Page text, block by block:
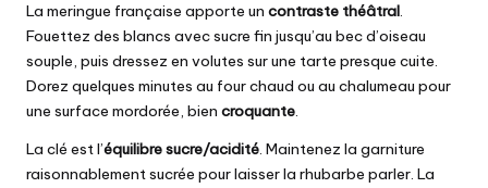
La meringue française apporte un contraste théâtral.
Fouettez des blancs avec sucre fin jusqu’au bec d’oiseau
souple, puis dressez en volutes sur une tarte presque cuite.
Dorez quelques minutes au four chaud ou au chalumeau pour
une surface mordorée, bien croquante.
La clé est l’équilibre sucre/acidité. Maintenez la garniture
raisonnablement sucrée pour laisser la rhubarbe parler. La